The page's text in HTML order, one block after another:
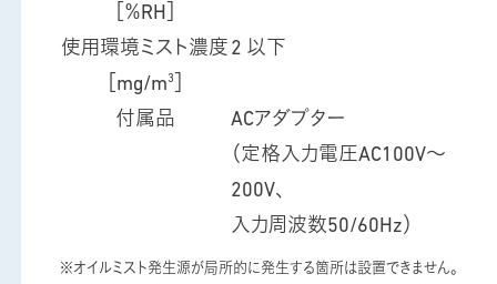
［％RH］
使用環境ミスト濃度
［mg/m3
2 以下
付属品
ACアダプター
（定格入力電圧AC100V～
200V、
入力周波数50/60Hz）
※オイルミスト発生源が局所的に発生する箇所は設置できません。